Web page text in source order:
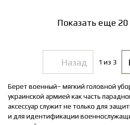
Берет военный– мягкий головной
украинской армией как часть
аксессуар служит не только для
и для идентификации
Показать еще
Назад 1 из 3